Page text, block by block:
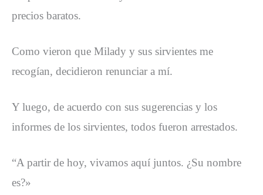
precios baratos.
Como vieron que Milady y sus sirvientes me
recogían, decidieron renunciar a mí.
Y luego, de acuerdo con sus sugerencias y los
informes de los sirvientes, todos fueron arrestados.
“A partir de hoy, vivamos aquí juntos. ¿Su nombre
es?»